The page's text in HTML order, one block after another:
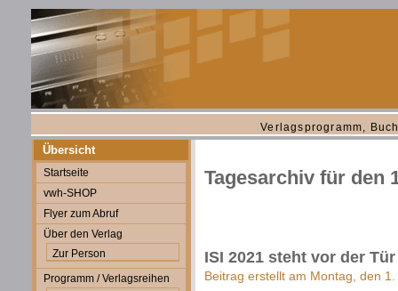
Verlagsprogramm,
Übersicht
Startseite
vwh-SHOP
Flyer zum Abruf
Über den Verlag
Zur Person
Programm / Verlagsreihen
Tagesarchiv für den
ISI 2021 steht vor der Tür
Beitrag erstellt am Montag, den